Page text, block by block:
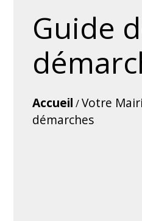
Guide
Accueil /Votre
démarches